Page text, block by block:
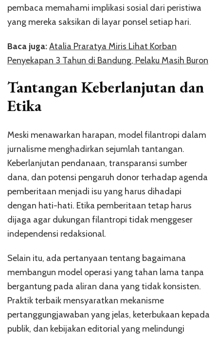
pembaca memahami implikasi sosial dari peristiwa
yang mereka saksikan di layar ponsel setiap hari.
Baca juga:Atalia Praratya Miris Lihat Korban
Penyekapan 3 Tahun di Bandung, Pelaku Masih Buron
Tantangan Keberlanjutan dan
Etika
Meski menawarkan harapan, model filantropi dalam
jurnalisme menghadirkan sejumlah tantangan.
Keberlanjutan pendanaan, transparansi sumber
dana, dan potensi pengaruh donor terhadap agenda
pemberitaan menjadi isu yang harus dihadapi
dengan hati-hati. Etika pemberitaan tetap harus
dijaga agar dukungan filantropi tidak menggeser
independensi redaksional.
Selain itu, ada pertanyaan tentang bagaimana
membangun model operasi yang tahan lama tanpa
bergantung pada aliran dana yang tidak konsisten.
Praktik terbaik mensyaratkan mekanisme
pertanggungjawaban yang jelas, keterbukaan kepada
publik, dan kebijakan editorial yang melindungi